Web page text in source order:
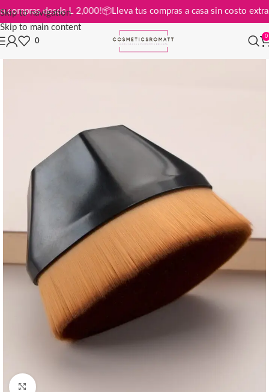
Skip to navigation
Skip to main content
en compras desde L 2,000!📦Lleva tus compras a casa sin costo
0
0
Click to enlarge